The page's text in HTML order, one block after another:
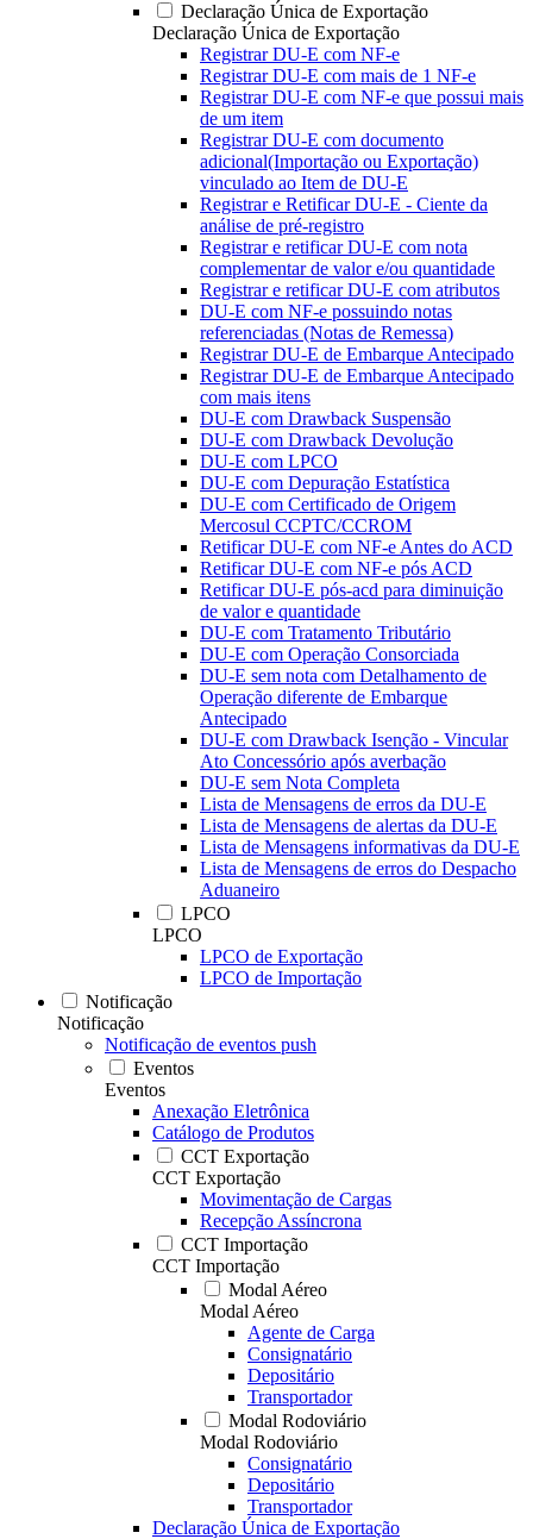
Declaração Única de Exportação
Declaração Única de Exportação
Registrar DU-E com NF-e
Registrar DU-E com mais de 1 NF-e
Registrar DU-E com NF-e que possui mais
de um item
Registrar DU-E com documento
adicional(Importação ou Exportação)
vinculado ao Item de DU-E
Registrar e Retificar DU-E - Ciente da
análise de pré-registro
Registrar e retificar DU-E com nota
complementar de valor e/ou quantidade
Registrar e retificar DU-E com atributos
DU-E com NF-e possuindo notas
referenciadas (Notas de Remessa)
Registrar DU-E de Embarque Antecipado
Registrar DU-E de Embarque Antecipado
com mais itens
DU-E com Drawback Suspensão
DU-E com Drawback Devolução
DU-E com LPCO
DU-E com Depuração Estatística
DU-E com Certificado de Origem
Mercosul CCPTC/CCROM
Retificar DU-E com NF-e Antes do ACD
Retificar DU-E com NF-e pós ACD
Retificar DU-E pós-acd para diminuição
de valor e quantidade
DU-E com Tratamento Tributário
DU-E com Operação Consorciada
DU-E sem nota com Detalhamento de
Operação diferente de Embarque
Antecipado
DU-E com Drawback Isenção - Vincular
Ato Concessório após averbação
DU-E sem Nota Completa
Lista de Mensagens de erros da DU-E
Lista de Mensagens de alertas da DU-E
Lista de Mensagens informativas da DU-E
Lista de Mensagens de erros do Despacho
Aduaneiro
LPCO
LPCO
LPCO de Exportação
LPCO de Importação
Notificação
Notificação
Notificação de eventos push
Eventos
Eventos
Anexação Eletrônica
Catálogo de Produtos
CCT Exportação
CCT Exportação
Movimentação de Cargas
Recepção Assíncrona
CCT Importação
CCT Importação
Modal Aéreo
Modal Aéreo
Agente de Carga
Consignatário
Depositário
Transportador
Modal Rodoviário
Modal Rodoviário
Consignatário
Depositário
Transportador
Declaração Única de Exportação